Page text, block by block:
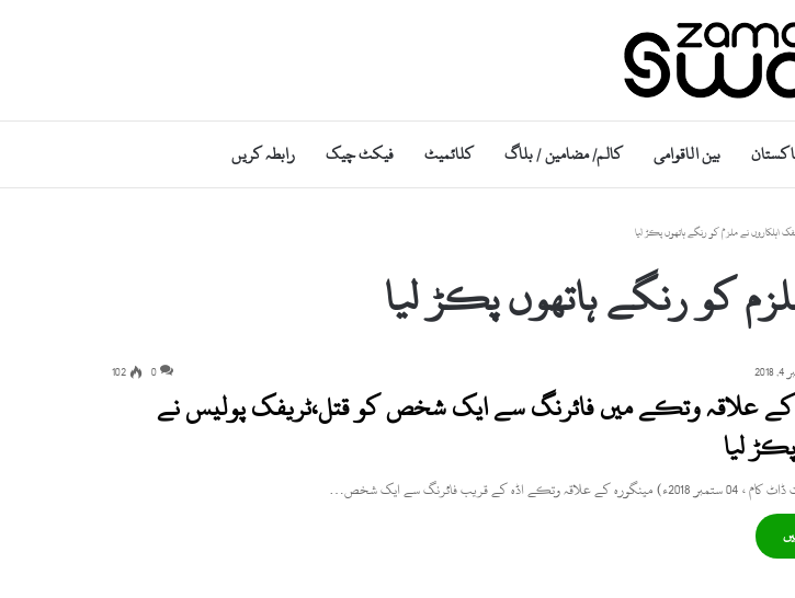
بین الاقوامی کالم/ مضامین / بلاگ کلائمیٹ فیکٹ چیک رابطہ کریں
اہلکاروں نے ملزم کو رنگے ہاتھوں پکڑ لیا
کو رنگے ہاتھوں پکڑ لیا
0
102
کے علاقہ وتکے میں فائرنگ سے ایک شخص کو قتل،ٹریفک پولیس نے
لیا
اڈہ کے قریب فائرنگ سے ایک شخص…